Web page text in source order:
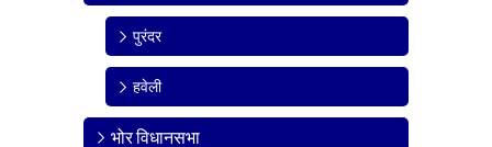
पुरंदर
हवेली
भोर विधानसभा